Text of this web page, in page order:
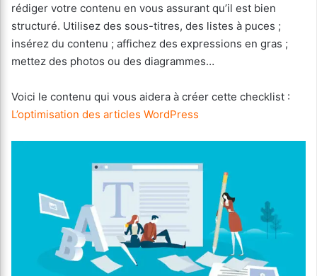
rédiger votre contenu en vous assurant qu’il est bien
structuré. Utilisez des sous-titres, des listes à puces ;
insérez du contenu ; affichez des expressions en gras ;
mettez des photos ou des diagrammes…
Voici le contenu qui vous aidera à créer cette checklist :
L’optimisation des articles WordPress